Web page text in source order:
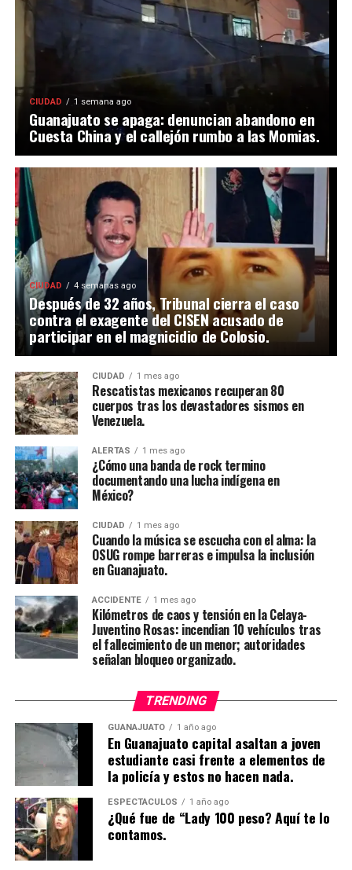
CIUDAD 1 semana ago
Guanajuato se apaga: denuncian abandono en
Cuesta China y el callejón rumbo a las Momias.
CIUDAD 4 semanas ago
Después de 32 años, Tribunal cierra el caso
contra el exagente del CISEN acusado de
participar en el magnicidio de Colosio.
CIUDAD 1 mes ago
Rescatistas mexicanos recuperan 80
cuerpos tras los devastadores sismos en
Venezuela.
ALERTAS 1 mes ago
¿Cómo una banda de rock termino
documentando una lucha indígena en
México?
CIUDAD 1 mes ago
Cuando la música se escucha con el alma: la
OSUG rompe barreras e impulsa la inclusión
en Guanajuato.
ACCIDENTE 1 mes ago
Kilómetros de caos y tensión en la Celaya-
Juventino Rosas: incendian 10 vehículos tras
el fallecimiento de un menor; autoridades
señalan bloqueo organizado.
TRENDING
GUANAJUATO 1 año ago
En Guanajuato capital asaltan a joven
estudiante casi frente a elementos de
la policía y estos no hacen nada.
ESPECTÁCULOS 1 año ago
¿Qué fue de “Lady 100 peso? Aquí te lo
contamos.